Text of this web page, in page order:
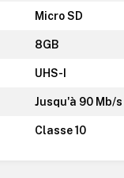
Micro SD
8GB
UHS-I
Jusqu'à 90 Mb/s
Classe 10